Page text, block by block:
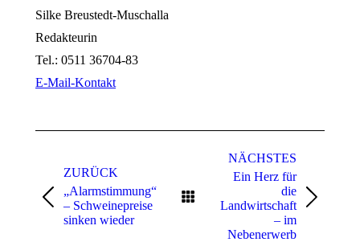
Silke Breustedt-Muschalla
Redakteurin
Tel.: 0511 36704-83
E-Mail-Kontakt
ZURÜCK
Vorheriger
Beitrag:
„Alarmstimmung“
– Schweinepreise
sinken wieder
NÄCHSTES
Nächster
Ein Herz für
die
Landwirtschaft
– im
Nebenerwerb